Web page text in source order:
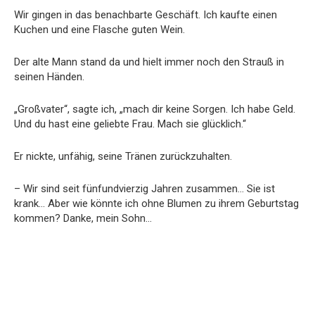
Wir gingen in das benachbarte Geschäft. Ich kaufte einen
Kuchen und eine Flasche guten Wein.
Der alte Mann stand da und hielt immer noch den Strauß in
seinen Händen.
„Großvater“, sagte ich, „mach dir keine Sorgen. Ich habe Geld.
Und du hast eine geliebte Frau. Mach sie glücklich.“
Er nickte, unfähig, seine Tränen zurückzuhalten.
– Wir sind seit fünfundvierzig Jahren zusammen… Sie ist
krank… Aber wie könnte ich ohne Blumen zu ihrem Geburtstag
kommen? Danke, mein Sohn…